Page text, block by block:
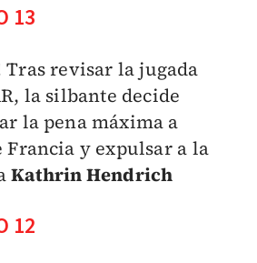
13
Tras revisar la jugada
la silbante decide
la pena máxima a
Francia y expulsar a la
Kathrin Hendrich
12